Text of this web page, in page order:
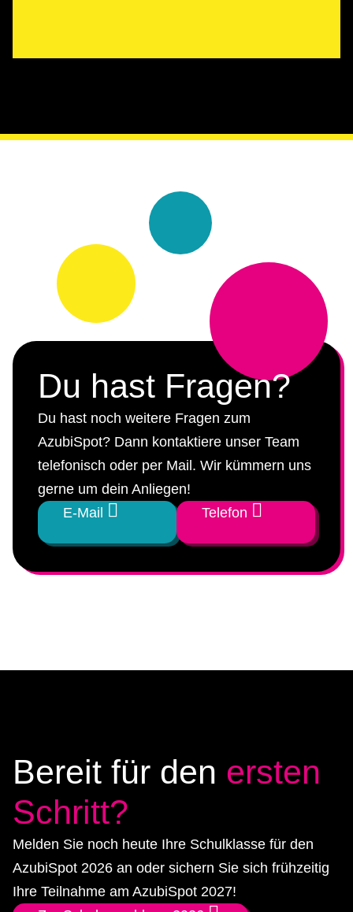
Du hast Fragen?
Du hast noch weitere Fragen zum
AzubiSpot? Dann kontaktiere unser Team
telefonisch oder per Mail. Wir kümmern uns
gerne um dein Anliegen!
E-Mail
Telefon
Bereit für den ersten
Schritt?
Melden Sie noch heute Ihre Schulklasse für den
AzubiSpot 2026 an oder sichern Sie sich frühzeitig
Ihre Teilnahme am AzubiSpot 2027!